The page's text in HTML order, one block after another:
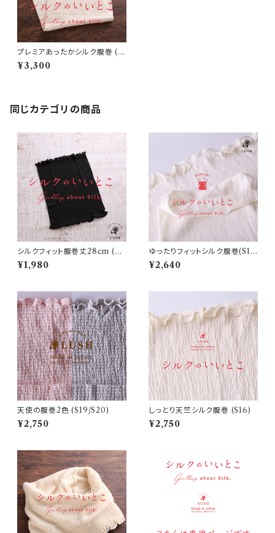
プレミアあったかシルク腹巻 (S1
7)
¥3,300
同じカテゴリの商品
シルクフィット腹巻丈28cm (S1
2)
¥1,980
ゆったりフィットシルク腹巻(S1
4/S15)
¥2,640
天使の腹巻2色 (S19/S20)
¥2,750
しっとり天竺シルク腹巻 (S16)
¥2,750